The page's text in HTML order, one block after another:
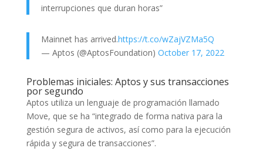
interrupciones que duran horas”
Mainnet has arrived.https://t.co/wZajVZMa5Q
— Aptos (@AptosFoundation) October 17, 2022
Problemas iniciales: Aptos y sus transacciones
por segundo
Aptos utiliza un lenguaje de programación llamado
Move, que se ha “integrado de forma nativa para la
gestión segura de activos, así como para la ejecución
rápida y segura de transacciones”.